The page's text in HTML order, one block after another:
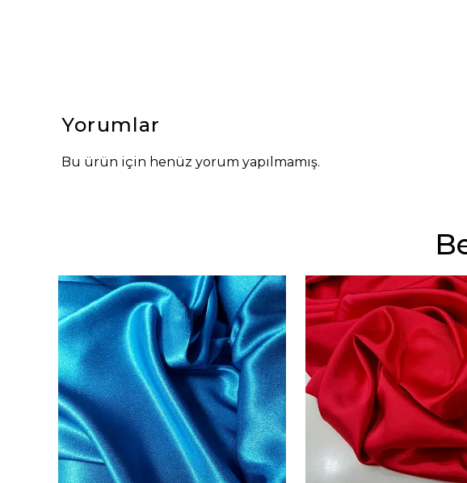
Yorumlar
Bu ürün için henüz yorum yapılmamış.